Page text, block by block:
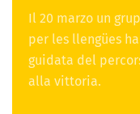
Il 20 marzo un
per les llengües
guidata del
alla vittoria.